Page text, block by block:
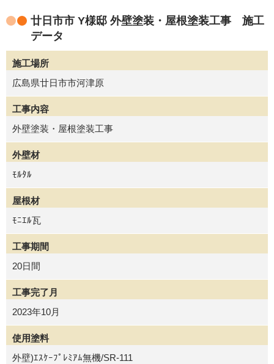
廿日市市 Y様邸 外壁塗装・屋根塗装工事 施工
データ
施工場所
広島県廿日市市河津原
工事内容
外壁塗装・屋根塗装工事
外壁材
ﾓﾙﾀﾙ
屋根材
ﾓﾆｴﾙ瓦
工事期間
20日間
工事完了月
2023年10月
使用塗料
外壁)ｴｽｹｰﾌﾟﾚﾐｱﾑ無機/SR-111